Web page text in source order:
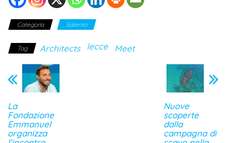
Categoria Salento
Tag Architects lecce Meet
La
Fondazione
Emmanuel
organizza
Nuove
scoperte
dalla
campagna di